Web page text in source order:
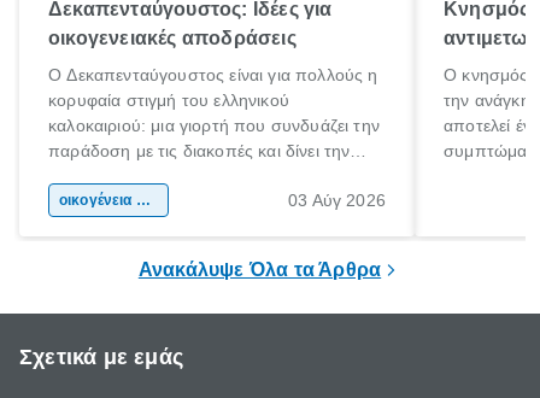
Δεκαπενταύγουστος: Ιδέες για
οικογενειακές αποδράσεις
Ο Δεκαπενταύγουστος είναι για πολλούς η
κορυφαία στιγμή του ελληνικού
καλοκαιριού: μια γιορτή που συνδυάζει την
παράδοση με τις διακοπές και δίνει την
χώρας. Είτε πρόκειται για λίγες μέρες
οικογένεια & παιδί 03 Αύγ 2026
Κνησμός:
Ο κνησμός
την ανάγκη
αποτελεί
Ανακάλυψε Όλα τα Άρθρα
Σχετικά με εμάς